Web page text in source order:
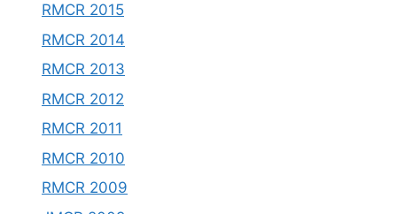
RMCR 2015
RMCR 2014
RMCR 2013
RMCR 2012
RMCR 2011
RMCR 2010
RMCR 2009